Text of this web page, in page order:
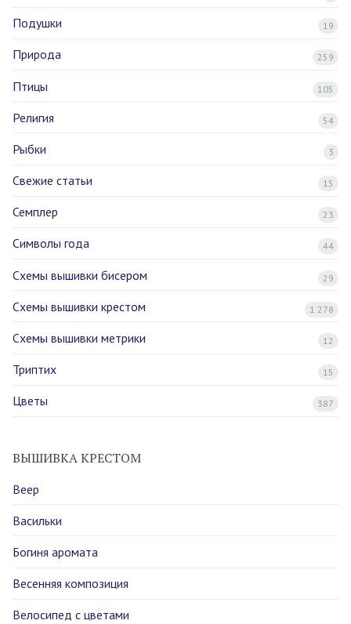
Подушки 19
Природа 259
Птицы 105
Религия 54
Рыбки 3
Свежие статьи 15
Семплер 23
Символы года 44
Схемы вышивки бисером 29
Схемы вышивки крестом 1 278
Схемы вышивки метрики 12
Триптих 15
Цветы 387
ВЫШИВКА КРЕСТОМ
Веер
Васильки
Богиня аромата
Весенняя композиция
Велосипед с цветами